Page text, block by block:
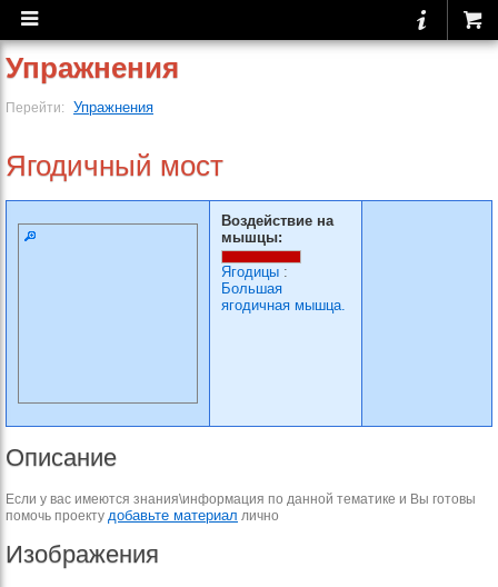
Упражнения
Перейти: Упражнения
Ягодичный мост
Воздействие на
мышцы:
Ягодицы :
Большая
ягодичная мышца.
Описание
Если у вас имеются знания\информация по данной тематике и Вы готовы
помочь проекту добавьте материал лично
Изображения